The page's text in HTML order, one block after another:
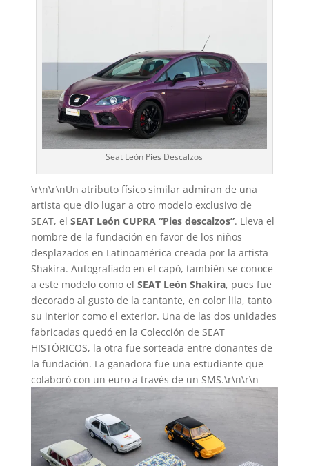
Seat León Pies Descalzos
\r\n\r\nUn atributo físico similar admiran de una
artista que dio lugar a otro modelo exclusivo de
SEAT, el SEAT León CUPRA “Pies descalzos”. Lleva el
nombre de la fundación en favor de los niños
desplazados en Latinoamérica creada por la artista
Shakira. Autografiado en el capó, también se conoce
a este modelo como el SEAT León Shakira, pues fue
decorado al gusto de la cantante, en color lila, tanto
su interior como el exterior. Una de las dos unidades
fabricadas quedó en la Colección de SEAT
HISTÓRICOS, la otra fue sorteada entre donantes de
la fundación. La ganadora fue una estudiante que
colaboró con un euro a través de un SMS.\r\n\r\n